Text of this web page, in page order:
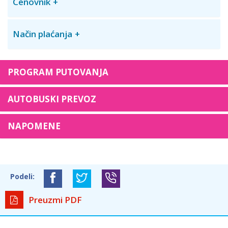
Način plaćanja
PROGRAM PUTOVANJA
AUTOBUSKI PREVOZ
NAPOMENE
Podeli:
Preuzmi PDF